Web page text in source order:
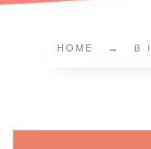
HOME Ｂ